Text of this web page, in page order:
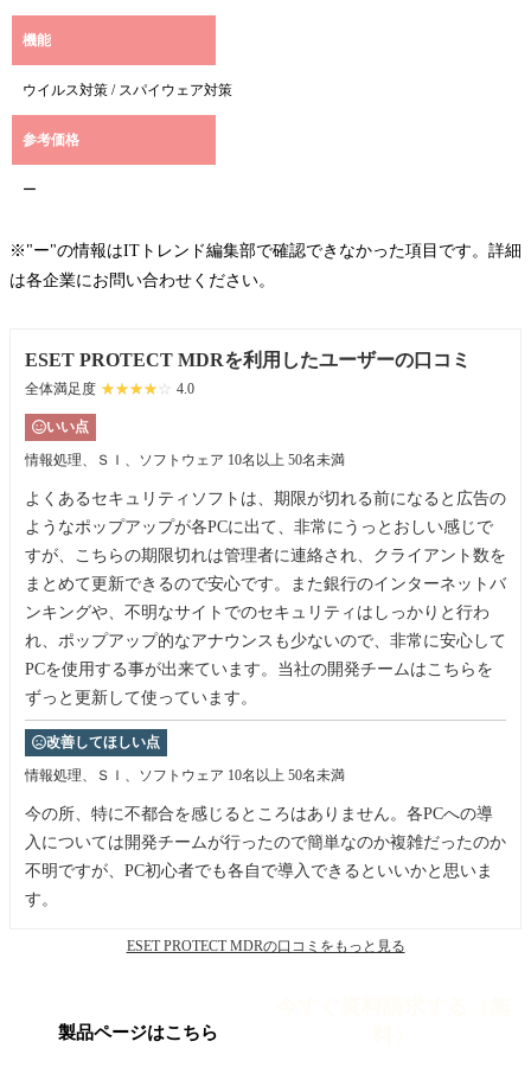
機能
ウイルス対策 / スパイウェア対策
参考価格
ー
※"ー"の情報はITトレンド編集部で確認できなかった項目です。詳細
は各企業にお問い合わせください。
ESET PROTECT MDRを利用したユーザーの口コミ
全体満足度 ☆☆☆☆☆
★★★★★ 4.0
いい点
情報処理、ＳＩ、ソフトウェア 10名以上 50名未満
よくあるセキュリティソフトは、期限が切れる前になると広告の
ようなポップアップが各PCに出て、非常にうっとおしい感じで
すが、こちらの期限切れは管理者に連絡され、クライアント数を
まとめて更新できるので安心です。また銀行のインターネットバ
ンキングや、不明なサイトでのセキュリティはしっかりと行わ
れ、ポップアップ的なアナウンスも少ないので、非常に安心して
PCを使用する事が出来ています。当社の開発チームはこちらを
ずっと更新して使っています。
改善してほしい点
情報処理、ＳＩ、ソフトウェア 10名以上 50名未満
今の所、特に不都合を感じるところはありません。各PCへの導
入については開発チームが行ったので簡単なのか複雑だったのか
不明ですが、PC初心者でも各自で導入できるといいかと思いま
す。
ESET PROTECT MDRの口コミをもっと見る
製品ページはこちら